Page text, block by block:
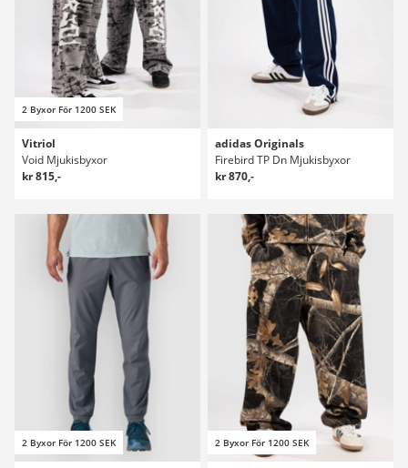
2 Byxor För 1200 SEK
Vitriol
Void Mjukisbyxor
kr 815,-
adidas Originals
Firebird TP Dn Mjukisbyxor
kr 870,-
2 Byxor För 1200 SEK 2 Byxor För 1200 SEK